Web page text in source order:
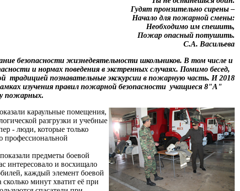
Гудят пронзительно сирены –
Начало для пожарной смены:
Необходимо им спешить,
Пожар опасный потушить.
С.А. Васильева
безопасности жизнедеятельности школьников. В том числе и
и нормах поведения в экстренных случаях. Помимо бесед,
традицией познавательные экскурсии в пожарную часть. И 2018
изучения правил пожарной безопасности учащиеся 8"А"
пожарных.
караульные помещения,
разгрузки и учебные
- люди, которые только
профессиональной
предметы боевой
интересовало и восхищало
каждый элемент боевой
минут хватит её при